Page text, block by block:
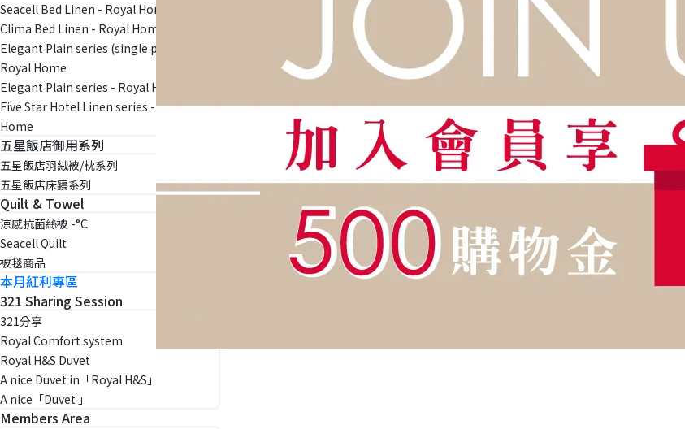
Seacell Bed Linen - Royal Home
Clima Bed Linen - Royal Home
Elegant Plain series (single purchase)-
Royal Home
Elegant Plain series - Royal Home
Five Star Hotel Linen series - Royal
Home
五星飯店御用系列
五星飯店羽絨被/枕系列
五星飯店床寢系列
Quilt & Towel
涼感抗菌絲被 -°C
Seacell Quilt
被毯商品
本月紅利專區
321 Sharing Session
321分享
Royal Comfort system
Royal H&S Duvet
A nice Duvet in「Royal H&S」
A nice「Duvet 」
Members Area